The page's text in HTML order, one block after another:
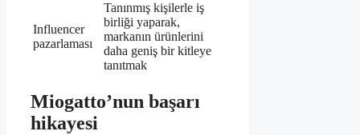
Influencer
pazarlaması
Tanınmış kişilerle iş
birliği yaparak,
markanın ürünlerini
daha geniş bir kitleye
tanıtmak
Miogatto’nun başarı
hikayesi